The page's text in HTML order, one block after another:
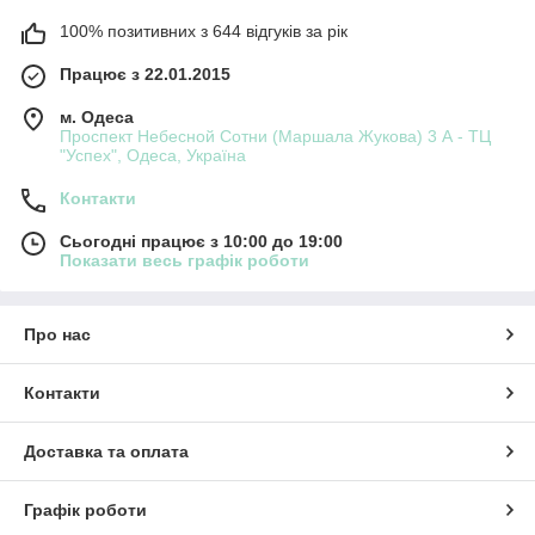
инструментов. Есть варианты, включающие в себя удобные
Заказывайте качественную бытовую технику Makita и Bosch,
и пользуйтесь ею долгие годы.
100% позитивних з 644 відгуків за рік
Працює з 22.01.2015
м. Одеса
Проспект Небесной Сотни (Маршала Жукова) 3 А - ТЦ
"Успех", Одеса, Україна
Контакти
Сьогодні працює з 10:00 до 19:00
Показати весь графік роботи
Про нас
Контакти
Доставка та оплата
Графік роботи